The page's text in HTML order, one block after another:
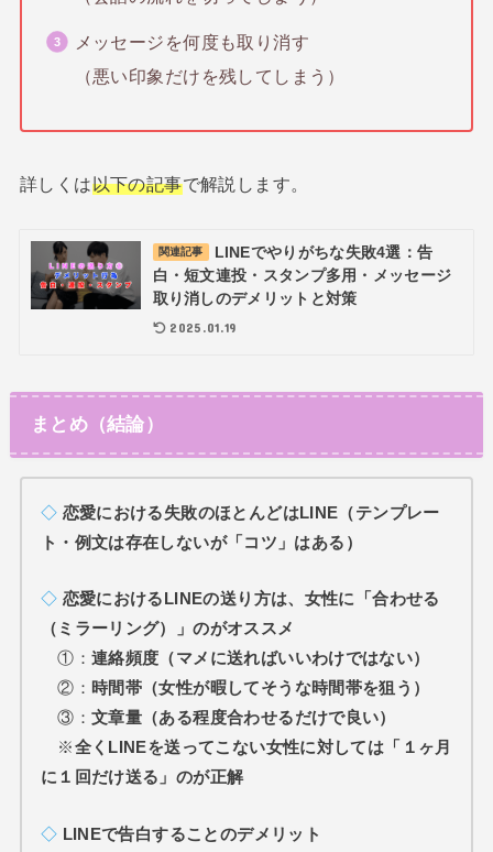
メッセージを何度も取り消す
（悪い印象だけを残してしまう）
詳しくは以下の記事で解説します。
関連記事
LINEでやりがちな失敗4選：告
白・短文連投・スタンプ多用・メッセージ
取り消しのデメリットと対策
2025.01.19
まとめ（結論）
◇ 恋愛における失敗のほとんどはLINE（テンプレー
ト・例文は存在しないが「コツ」はある）
◇ 恋愛におけるLINEの送り方は、女性に「合わせる
（ミラーリング）」のがオススメ
①： 連絡頻度（マメに送ればいいわけではない）
②： 時間帯（女性が暇してそうな時間帯を狙う）
③： 文章量（ある程度合わせるだけで良い）
※全くLINEを送ってこない女性に対しては「１ヶ月
に１回だけ送る」のが正解
◇ LINEで告白することのデメリット